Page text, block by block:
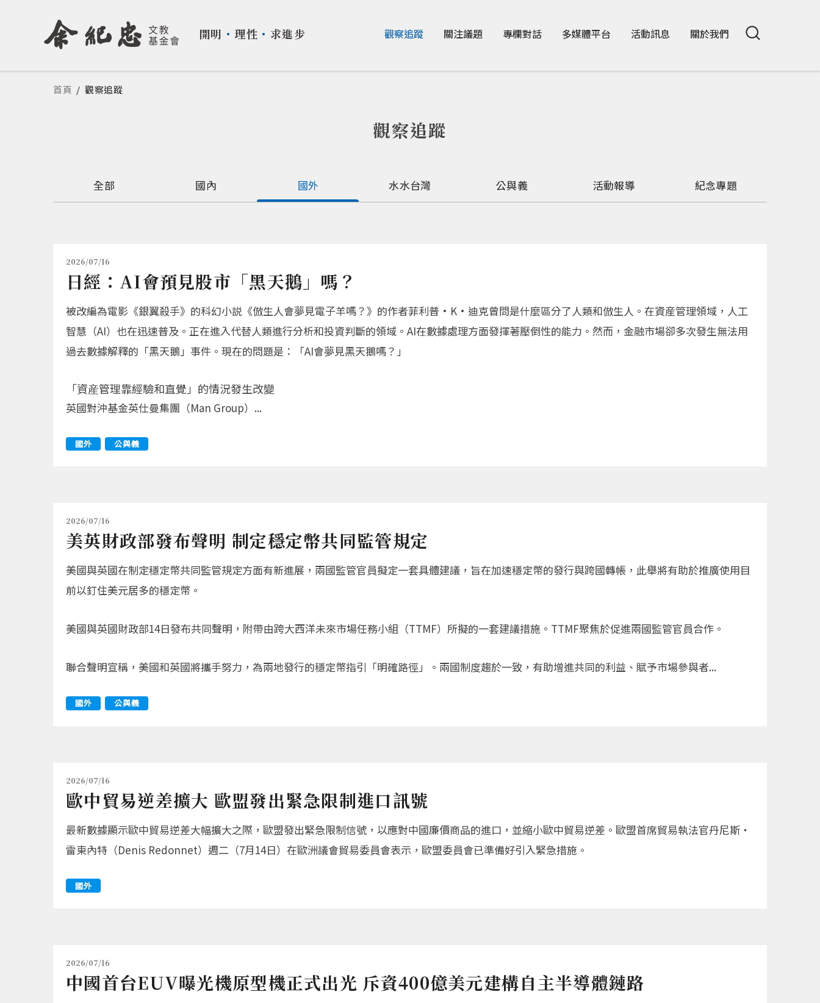
開明 ・ 理性 ・ 求進步 觀察追蹤 關注議題 專欄對話 多媒體平台 活動訊息 關於我們
您在這裡
首頁 / 觀察追蹤
觀察追蹤
全部 國內 國外 水水台灣 公與義 活動報導 紀念專題
2026/07/16
日經：AI會預見股市「黑天鵝」嗎？
被改編為電影《銀翼殺手》的科幻小説《倣生人會夢見電子羊嗎？》的作者菲利普·K·迪克曾問是什麼區分了人類和倣生人。在資産管理領域，人工
智慧（AI）也在迅速普及。正在進入代替人類進行分析和投資判斷的領域。AI在數據處理方面發揮著壓倒性的能力。然而，金融市場卻多次發生無法用
過去數據解釋的「黑天鵝」事件。現在的問題是：「AI會夢見黑天鵝嗎？」
「資産管理靠經驗和直覺」的情況發生改變
英國對沖基金英仕曼集團（Man Group）...
國外 公與義
2026/07/16
美英財政部發布聲明 制定穩定幣共同監管規定
美國與英國在制定穩定幣共同監管規定方面有新進展，兩國監管官員擬定一套具體建議，旨在加速穩定幣的發行與跨國轉帳，此舉將有助於推廣使用目
前以釘住美元居多的穩定幣。
美國與英國財政部14日發布共同聲明，附帶由跨大西洋未來市場任務小組（TTMF）所擬的一套建議措施。TTMF聚焦於促進兩國監管官員合作。
聯合聲明宣稱，美國和英國將攜手努力，為兩地發行的穩定幣指引「明確路徑」。兩國制度趨於一致，有助增進共同的利益、賦予市場參與者...
國外 公與義
2026/07/16
歐中貿易逆差擴大 歐盟發出緊急限制進口訊號
最新數據顯示歐中貿易逆差大幅擴大之際，歐盟發出緊急限制信號，以應對中國廉價商品的進口，並縮小歐中貿易逆差。歐盟首席貿易執法官丹尼斯‧
雷東內特（Denis Redonnet）週二（7月14日）在歐洲議會貿易委員會表示，歐盟委員會已準備好引入緊急措施。
國外
2026/07/16
中國首台EUV曝光機原型機正式出光 斥資400億美元建構自主半導體鏈路